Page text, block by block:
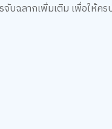
บฉลากเพิ่มเติม เพื่อให้ค